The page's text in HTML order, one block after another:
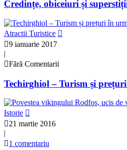
Credințe, obiceiuri și
Atractii Turistice
9 ianuarie 2017
|
Fără Comentarii
Techirghiol – Turism și
Istorie
21 martie 2016
|
1 comentariu